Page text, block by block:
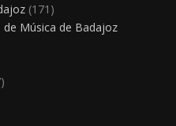
(171)
Música de Badajoz